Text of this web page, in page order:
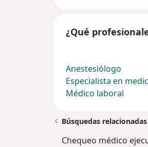
¿Qué
Anestesiólogo
Especialista en
Médico laboral
Búsquedas relacionadas
Chequeo médico